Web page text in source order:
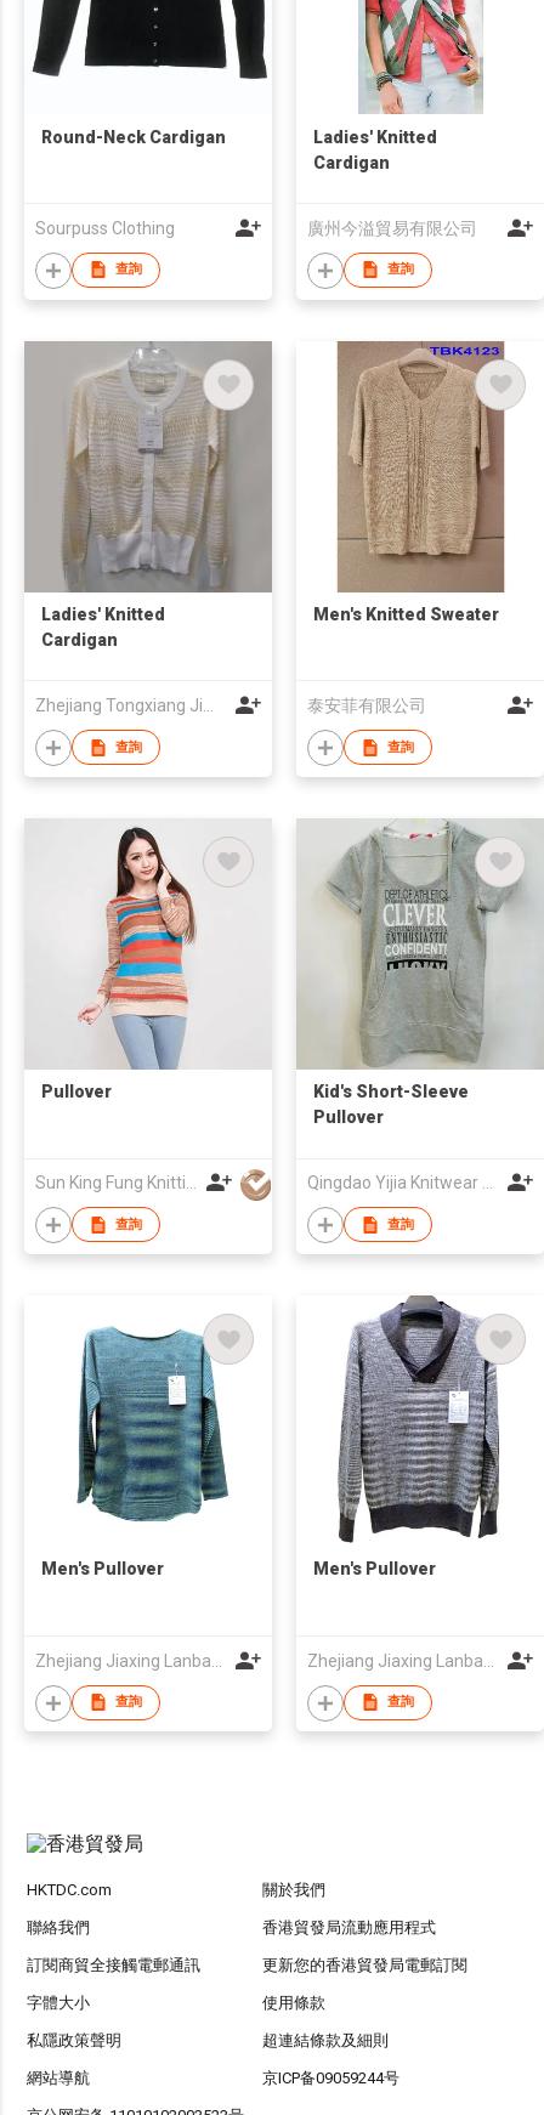
Round-Neck Cardigan
Sourpuss Clothing
查詢
Ladies' Knitted
Cardigan
廣州今溢貿易有限公司
查詢
Ladies' Knitted
Cardigan
查詢
Men's Knitted Sweater
泰安菲有限公司
查詢
Pullover
Sun King Fung Knitting Factory Limited
查詢
Kid's Short-Sleeve
Pullover
Qingdao Yijia Knitwear & Home Textiles Imp. & Exp. Corp. Ltd
查詢
Men's Pullover
查詢
Men's Pullover
查詢
HKTDC.com 關於我們
聯絡我們 香港貿發局流動應用程式
訂閱商貿全接觸電郵通訊 更新您的香港貿發局電郵訂閱
字體大小 使用條款
私隱政策聲明 超連結條款及細則
網站導航 京ICP备09059244号